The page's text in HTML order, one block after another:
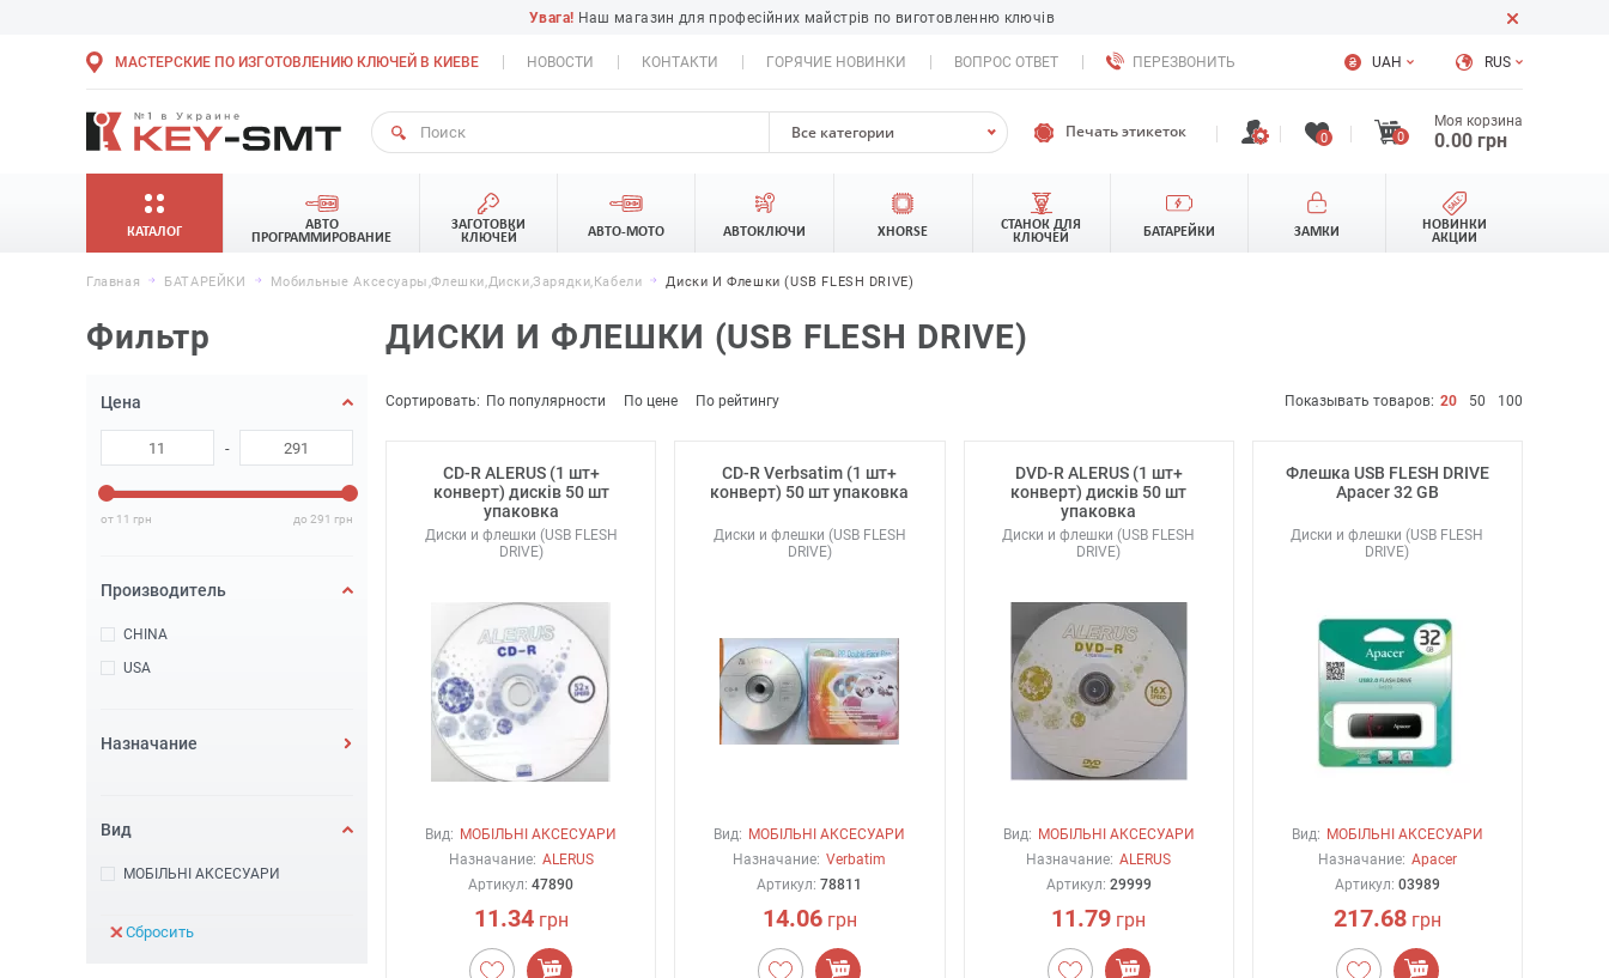
Увага! Наш магазин для професійних майстрів по виготовленню ключів
МАСТЕРСКИЕ ПО ИЗГОТОВЛЕНИЮ КЛЮЧЕЙ В КИЕВЕ НОВОСТИ КОНТАКТИ ГОРЯЧИЕ НОВИНКИ ВОПРОС ОТВЕТ ПЕРЕЗВОНИТЬ UAH RUS
0 0
Моя корзина
0.00 грн
Все категории Печать этикеток
КАТАЛОГ
АВТО
ПРОГРАММИРОВАНИЕ
ЗАГОТОВКИ
КЛЮЧЕЙ
АВТО-МОТО АВТОКЛЮЧИ XHORSE
СТАНОК ДЛЯ
КЛЮЧЕЙ
БАТАРЕЙКИ ЗАМКИ
НОВИНКИ
АКЦИИ
Главная БАТАРЕЙКИ Мобильные Аксесуары,Флешки,Диски,Зарядки,Кабели Диски И Флешки (USB FLESH DRIVE)
Фильтр
Цена
-
от 11 грн до 291 грн
Производитель
CHINA
USA
Назначание
Вид
МОБІЛЬНІ АКСЕСУАРИ
Сбросить
ДИСКИ И ФЛЕШКИ (USB FLESH DRIVE)
Сортировать: По популярности По цене По рейтингу Показывать товаров: 20 50 100
CD-R ALERUS (1 шт+
конверт) дисків 50 шт
упаковка
Диски и флешки (USB FLESH
DRIVE)
Вид: МОБІЛЬНІ АКСЕСУАРИ
Назначание: ALERUS
Артикул:47890
11.34грн
CD-R Verbsatim (1 шт+
конверт) 50 шт упаковка
Диски и флешки (USB FLESH
DRIVE)
Вид: МОБІЛЬНІ АКСЕСУАРИ
Назначание: Verbatim
Артикул:78811
14.06грн
DVD-R ALERUS (1 шт+
конверт) дисків 50 шт
упаковка
Диски и флешки (USB FLESH
DRIVE)
Вид: МОБІЛЬНІ АКСЕСУАРИ
Назначание: ALERUS
Артикул: 29999
11.79 грн
Флешка USB FLESH DRIVE
Apacer 32 GB
Диски и флешки (USB FLESH
DRIVE)
Вид: МОБІЛЬНІ АКСЕСУАРИ
Назначание: Apacer
Артикул: 03989
217.68грн